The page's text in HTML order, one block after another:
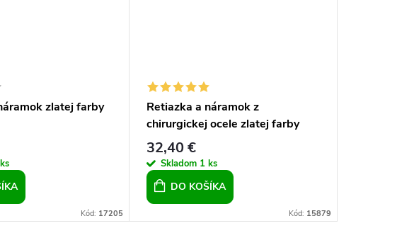
zlatej farby
Kód: 17205
Retiazka a náramok z
chirurgickej ocele zlatej farby
32,40 €
Skladom 1 ks
DO KOŠÍKA
Kód: 15879